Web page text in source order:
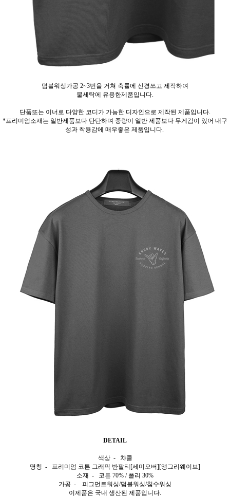
덤블워싱가공 2~3번을 거쳐 축률에 신경쓰고 제작하여
물세탁에 유용한제품입니다.
단품또는 이너로 다양한 코디가 가능한 디자인으로 제작된 제품입니다.
*프리미엄소재는 일반제품보다 탄탄하며 중량이 일반 제품보다 무게감이 있어 내구
성과 착용감에 매우좋은 제품입니다.
DETAIL
색상 - 챠콜
명칭 - 프리미엄 코튼 그래픽 반팔티[세미오버][앵그리웨이브]
소재 - 코튼 70% / 폴리 30%
가공 - 피그먼트워싱/덤블워싱/침수워싱
이제품은 국내 생산된 제품입니다.